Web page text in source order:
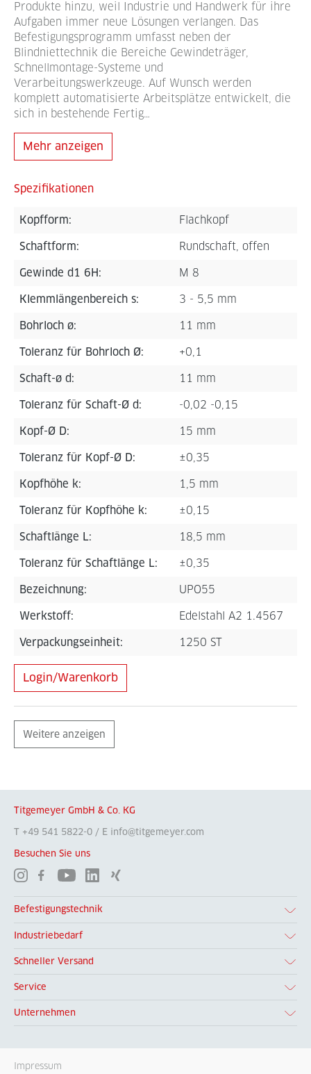
Produkte hinzu, weil Industrie und Handwerk für ihre
Aufgaben immer neue Lösungen verlangen. Das
Befestigungsprogramm umfasst neben der
Blindniettechnik die Bereiche Gewindeträger,
Schnellmontage-Systeme und
Verarbeitungswerkzeuge. Auf Wunsch werden
komplett automatisierte Arbeitsplätze entwickelt, die
sich in bestehende Fertig…
Mehr anzeigen
Spezifikationen
Kopfform: Flachkopf
Schaftform: Rundschaft, offen
Gewinde d1 6H: M 8
Klemmlängenbereich s: 3 - 5,5 mm
Bohrloch ø: 11 mm
Toleranz für Bohrloch Ø: +0,1
Schaft-ø d: 11 mm
Toleranz für Schaft-Ø d: -0,02 -0,15
Kopf-Ø D: 15 mm
Toleranz für Kopf-Ø D: ±0,35
Kopfhöhe k: 1,5 mm
Toleranz für Kopfhöhe k: ±0,15
Schaftlänge L: 18,5 mm
Toleranz für Schaftlänge L: ±0,35
Bezeichnung: UPO55
Werkstoff: Edelstahl A2 1.4567
Verpackungseinheit: 1250 ST
Login/Warenkorb
Weitere anzeigen
Titgemeyer GmbH & Co. KG
T +49 541 5822-0 / E info@titgemeyer.com
Besuchen Sie uns
Befestigungstechnik
Industriebedarf
Schneller Versand
Service
Unternehmen
Impressum